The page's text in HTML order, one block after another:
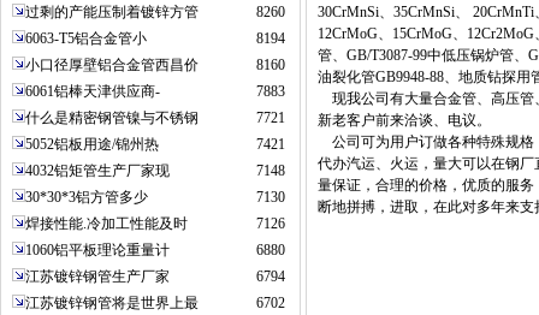
过剩的产能压制着镀锌方管
8260
6063-T5铝合金管小
8194
小口径厚壁铝合金管西昌价
8160
6061铝棒天津供应商-
7883
什么是精密钢管镍与不锈钢
7721
5052铝板用途/锦州热
7421
4032铝矩管生产厂家现
7148
30*30*3铝方管多少
7130
焊接性能.冷加工性能及时
7126
1060铝平板理论重量计
6880
江苏镀锌钢管生产厂家
6794
江苏镀锌钢管将是世界上最
6702
30CrMnSi、35CrMnSi、
12CrMoG、15CrMoG、
管、GB/T3087-99中低压锅炉管、
油裂化管GB9948-88、地质钻探用
现我公司有大量合金管、高压管
新老客户前来洽谈、电议。
公司可为用户订做各种特殊规格
代办汽运、火运，量大可以在钢
量保证，合理的价格，优质的服
断地拼搏，进取，在此对多年来